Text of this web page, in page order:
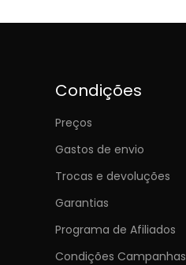
Condições
Preços
Gastos de envio
Trocas e devoluções
Garantias
Programa de Afiliados
Condições Campanhas